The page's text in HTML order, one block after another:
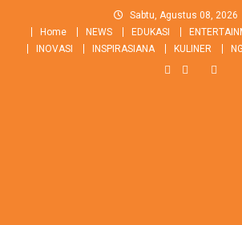
content
Sabtu, Agustus 08, 2026
Home
NEWS EDUKASI
INOVASI
INSPIRASIANA KULINER